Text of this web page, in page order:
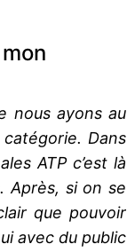
nous ayons au
Dans
ATP c’est là
Après, si on se
que pouvoir
avec du public